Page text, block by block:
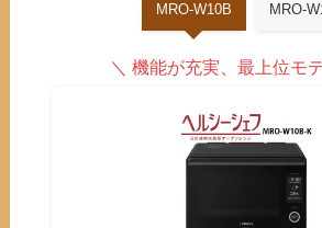
MRO-W10B MRO-
＼ 機能が充実、最上位モ